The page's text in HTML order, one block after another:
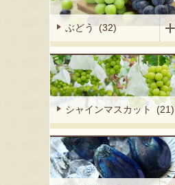
ぶどう (32)
シャインマスカット (21)